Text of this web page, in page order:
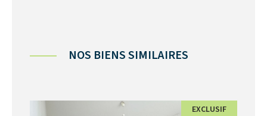
NOS BIENS SIMILAIRES
EXCLUSIF